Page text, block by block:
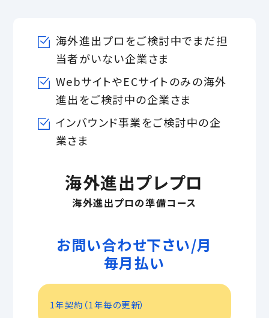
海外進出プロをご検討中でまだ担
当者がいない企業さま
WebサイトやECサイトのみの海外
進出をご検討中の企業さま
インバウンド事業をご検討中の企
業さま
海外進出プレプロ
海外進出プロの準備コース
お問い合わせ下さい/月
毎月払い
1年契約（1年毎の更新）